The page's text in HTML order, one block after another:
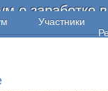
о заработке
Участники